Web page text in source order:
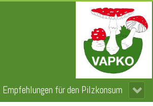
Empfehlungen für den Pilzkonsum